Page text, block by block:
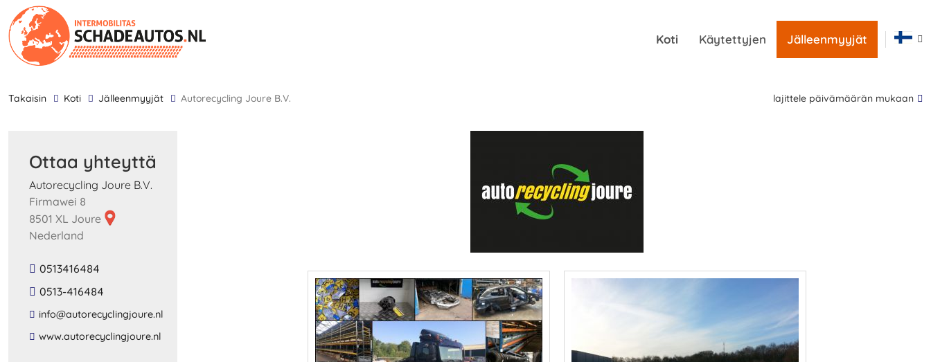
Koti Käytettyjen Jälleenmyyjät
takaisin Koti Jälleenmyyjät Autorecycling Joure B.V. lajittele päivämäärän mukaan
Ottaa yhteyttä
Autorecycling Joure B.V.
Firmawei 8
8501 XL Joure
Nederland
0513416484
0513-416484
​info​@​autorecyclingjoure​.​nl​
​www​.​autorecyclingjoure​.​nl​